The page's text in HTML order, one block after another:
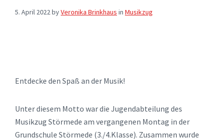
5. April 2022byVeronika Brinkhaus in Musikzug
Entdecke den Spaß an der Musik!
Unter diesem Motto war die Jugendabteilung des
Musikzug Störmede am vergangenen Montag in der
Grundschule Störmede (3./4.Klasse). Zusammen wurde